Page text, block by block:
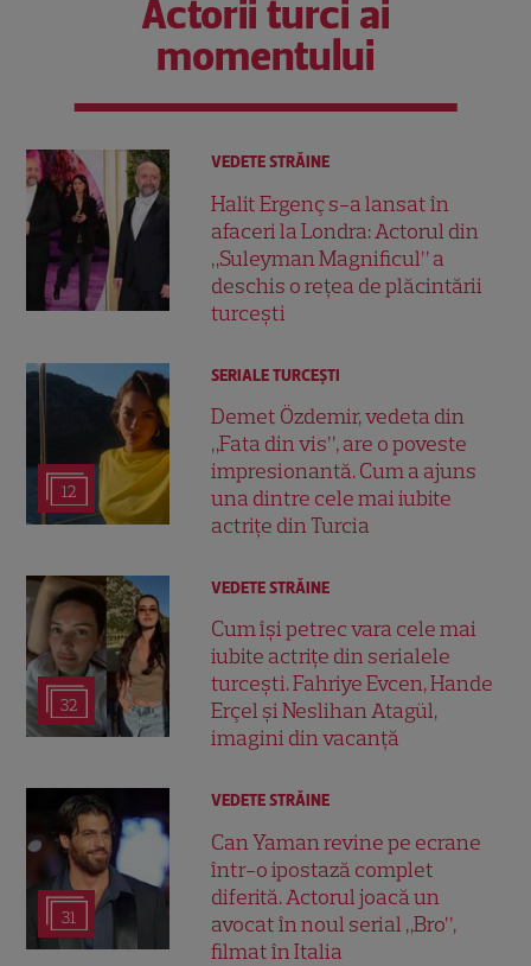
Actorii turci ai
momentului
VEDETE STRĂINE
Halit Ergenç s-a lansat în
afaceri la Londra: Actorul din
„Suleyman Magnificul” a
deschis o rețea de plăcintării
turcești
12
SERIALE TURCEŞTI
Demet Özdemir, vedeta din
„Fata din vis”, are o poveste
impresionantă. Cum a ajuns
una dintre cele mai iubite
actrițe din Turcia
32
VEDETE STRĂINE
Cum își petrec vara cele mai
iubite actrițe din serialele
turcești. Fahriye Evcen, Hande
Erçel și Neslihan Atagül,
imagini din vacanță
31
VEDETE STRĂINE
Can Yaman revine pe ecrane
într-o ipostază complet
diferită. Actorul joacă un
avocat în noul serial „Bro”,
filmat în Italia